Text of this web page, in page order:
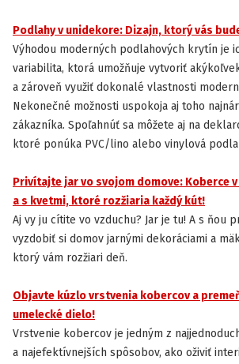
INŠPIRÁCIA
Podlahy v unidekore: Dizajn, ktorý vás
Výhodou moderných podlahových krytín je
variabilita, ktorá umožňuje vytvoriť
a zároveň využiť dokonalé vlastnosti
Nekonečné možnosti uspokoja aj toho
zákazníka. Spoľahnúť sa môžete aj na
ktoré ponúka PVC/lino alebo vinylová
INŠPIRÁCIA
Privítajte jar vo svojom domove: Koberce
a s kvetmi, ktoré rozžiaria každý kút!
Aj vy ju cítite vo vzduchu? Jar je tu! A s ňou
vyzdobiť si domov jarnými dekoráciami a
ktorý vám rozžiari deň.
INŠPIRÁCIA
Objavte kúzlo vrstvenia kobercov a
umelecké dielo!
Vrstvenie kobercov je jedným z
a najefektívnejších spôsobov, ako oživiť